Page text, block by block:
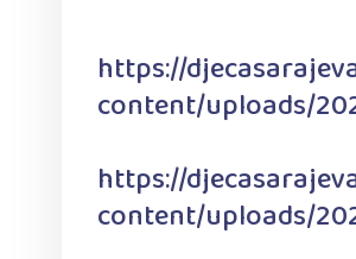
https://
content/uploads/
https://
content/uploads/